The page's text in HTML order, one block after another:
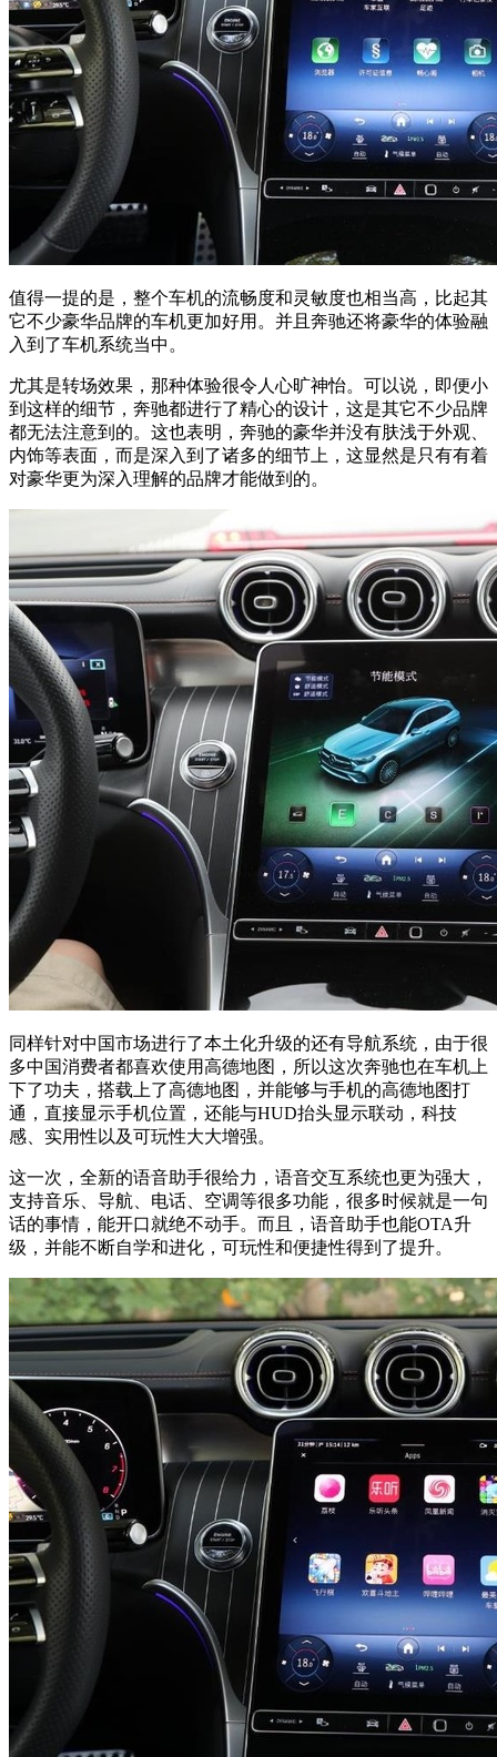
值得一提的是，整个车机的流畅度和灵敏度也相当高，比起其
它不少豪华品牌的车机更加好用。并且奔驰还将豪华的体验融
入到了车机系统当中。
尤其是转场效果，那种体验很令人心旷神怡。可以说，即便小
到这样的细节，奔驰都进行了精心的设计，这是其它不少品牌
都无法注意到的。这也表明，奔驰的豪华并没有肤浅于外观、
内饰等表面，而是深入到了诸多的细节上，这显然是只有有着
对豪华更为深入理解的品牌才能做到的。
同样针对中国市场进行了本土化升级的还有导航系统，由于很
多中国消费者都喜欢使用高德地图，所以这次奔驰也在车机上
下了功夫，搭载上了高德地图，并能够与手机的高德地图打
通，直接显示手机位置，还能与HUD抬头显示联动，科技
感、实用性以及可玩性大大增强。
这一次，全新的语音助手很给力，语音交互系统也更为强大，
支持音乐、导航、电话、空调等很多功能，很多时候就是一句
话的事情，能开口就绝不动手。而且，语音助手也能OTA升
级，并能不断自学和进化，可玩性和便捷性得到了提升。